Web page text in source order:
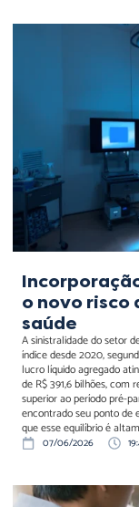
atuarial
saúde
o novo risco
saúde
A sinistralidade do setor
índice desde 2020,
lucro líquido agregado
de R$ 391,6 bilhões, com
superior ao período pré-
encontrado seu ponto de
que esse equilíbrio é
07/06/2026